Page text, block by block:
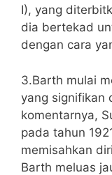
I), yang
dia bertekad
dengan cara
3.Barth mulai
yang signifikan
komentarnya,
pada tahun
memisahkan
Barth meluas